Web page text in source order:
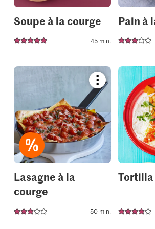
Soupe à la courge
45 min.
Pain à
Bookmark
recipe
or
it
to
your
collections.
Lasagne à la
courge
50 min.
Tortilla